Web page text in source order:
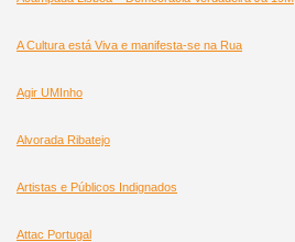
A Cultura está Viva e manifesta-se na Rua
Agir UMInho
Alvorada Ribatejo
Artistas e Públicos Indignados
Attac Portugal